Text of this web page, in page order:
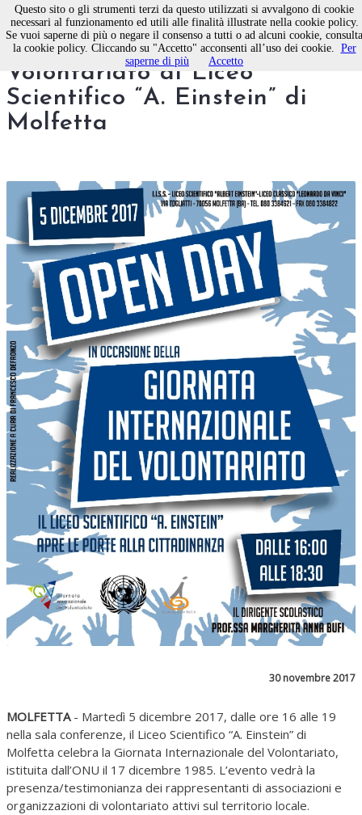
Giornata Internazionale del
Volontariato al Liceo
Scientifico “A. Einstein” di
Molfetta
30 novembre 2017
MOLFETTA- Martedì 5 dicembre 2017, dalle ore 16 alle 19
nella sala conferenze, il Liceo Scientifico “A. Einstein” di
Molfetta celebra la Giornata Internazionale del Volontariato,
istituita dall’ONU il 17 dicembre 1985. L’evento vedrà la
presenza/testimonianza dei rappresentanti di associazioni e
organizzazioni di volontariato attivi sul territorio locale.
Questo sito o gli strumenti terzi da questo utilizzati si avvalgono di cookie
necessari al funzionamento ed utili alle finalità illustrate nella cookie policy.
Se vuoi saperne di più o negare il consenso a tutti o ad alcuni cookie, consulta
la cookie policy. Cliccando su "Accetto" acconsenti all’uso dei cookie. Per
saperne di più
Accetto